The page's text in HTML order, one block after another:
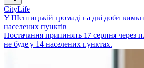
CityLife
У Шептицькій громаді на дві доби
населених пунктів
Постачання припинять 17 серпня через
не буде у 14 населених пунктах.